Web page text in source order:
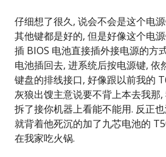
仔细想了很久, 说会不会是这个电
其他键都是好的, 但是好像这个电
插 BIOS 电池直接插外接电源的方
电池插回去, 进系统后按电源键, 依
键盘的排线接口, 好像跟以前我的
灰狼出馊主意说要不背上本去我那
拆了接你机器上看能不能用. 反正
就背着他死沉的加了九芯电池的
在我家吃火锅.